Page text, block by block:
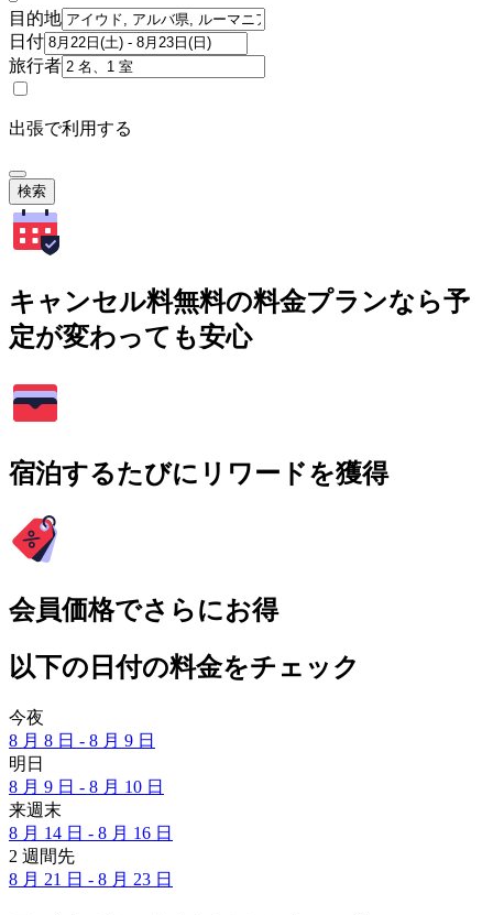
目的地
日付
旅行者
出張で利用する
検索
キャンセル料無料の料金プランなら予
定が変わっても安心
宿泊するたびにリワードを獲得
会員価格でさらにお得
以下の日付の料金をチェック
今夜
8 月 8 日 - 8 月 9 日
明日
8 月 9 日 - 8 月 10 日
来週末
8 月 14 日 - 8 月 16 日
2 週間先
8 月 21 日 - 8 月 23 日